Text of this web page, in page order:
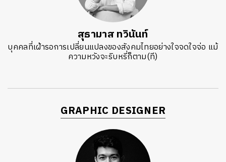
สุธามาส ทวินันท์
บุคคลที่เฝ้ารอการเปลี่ยนแปลงของสังคมไทยอย่างใจจดใจจ่อ แม้
ความหวังจะริบหรี่ก็ตาม(ที)
GRAPHIC DESIGNER